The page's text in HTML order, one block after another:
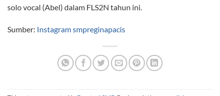
solo vocal (Abel) dalam FLS2N tahun ini.
Sumber: Instagram smpreginapacis